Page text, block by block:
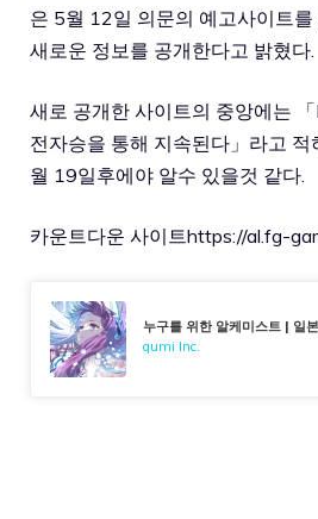
은 5월 12일 의문의 예고사이트
새로운 정보를 공개한다고 밝혔다.
새로 공개한 사이트의 중앙에는
전자승을 통해 지속된다」라고
월 19일후에야 알수 있을것 같다.
카운트다운 사이트https://al.fg-
누구를 위한 알케미스트 | 일
gumi Inc.